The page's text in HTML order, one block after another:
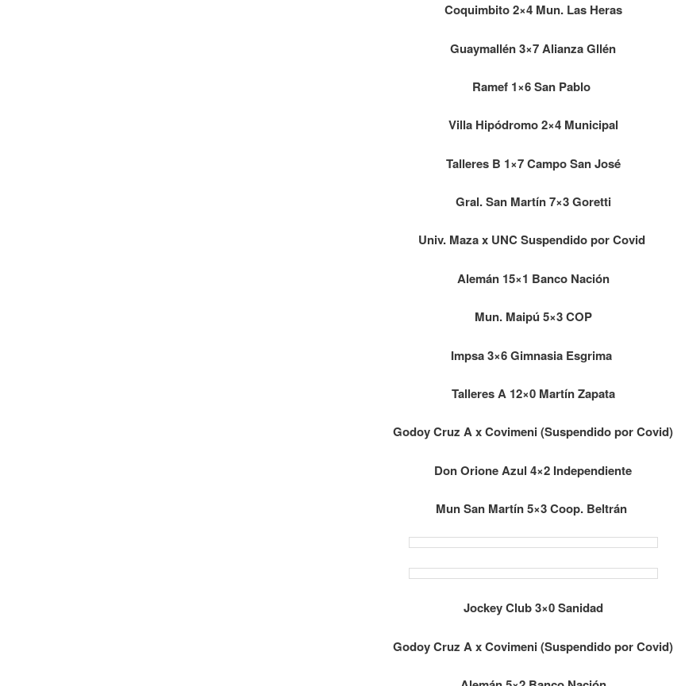
Coquimbito 2×4 Mun. Las Heras
Guaymallén 3×7 Alianza Gllén
Ramef 1×6 San Pablo
Villa Hipódromo 2×4 Municipal
Talleres B 1×7 Campo San José
Gral. San Martín 7×3 Goretti
Univ. Maza x UNC Suspendido por Covid
Alemán 15×1 Banco Nación
Mun. Maipú 5×3 COP
Impsa 3×6 Gimnasia Esgrima
Talleres A 12×0 Martín Zapata
Godoy Cruz A x Covimeni (Suspendido por Covid)
Don Orione Azul 4×2 Independiente
Mun San Martín 5×3 Coop. Beltrán
Jockey Club 3×0 Sanidad
Godoy Cruz A x Covimeni (Suspendido por Covid)